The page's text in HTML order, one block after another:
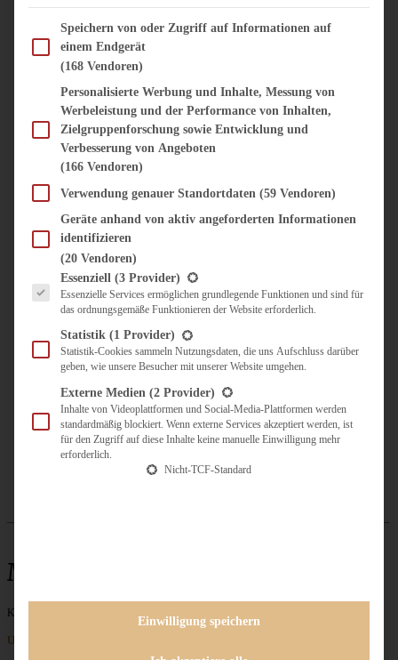
SALATE & SNACKS
SUPPENKASPEREIEN
VORSPEISEN
SÜSS & HERZHAFT
BROTAUFSTRICH
DIPS, SAUCEN, CHUTNEYS
KÜCHENGESCHENKE
UNTERWEGS
KULINARISCH UNTERWEGS
ÜBER MICH
ZUSAMMENARBEIT
Mascarponecreme
Keine Beiträge gefunden
Unternehmen
Im Folgenden finden Sie eine Liste der Zwecke des IAB Transparency and Consent
Speichern von oder Zugriff auf Informationen auf
einem Endgerät
(168 Vendoren)
Personalisierte Werbung und Inhalte, Messung von
Werbeleistung und der Performance von Inhalten,
Zielgruppenforschung sowie Entwicklung und
Verbesserung von Angeboten
(166 Vendoren)
Verwendung genauer Standortdaten (59 Vendoren)
Geräte anhand von aktiv angeforderten Informationen
identifizieren
(20 Vendoren)
Es folgt eine Liste der Service-Gruppen, für die eine Einwilligung erteilt werden
Essenziell (3 Provider)
Essenzielle Services ermöglichen grundlegende Funktionen und sind für
das ordnungsgemäße Funktionieren der Website erforderlich.
Statistik (1 Provider)
Statistik-Cookies sammeln Nutzungsdaten, die uns Aufschluss darüber
geben, wie unsere Besucher mit unserer Website umgehen.
Externe Medien (2 Provider)
Inhalte von Videoplattformen und Social-Media-Plattformen werden
standardmäßig blockiert. Wenn externe Services akzeptiert werden, ist
für den Zugriff auf diese Inhalte keine manuelle Einwilligung mehr
erforderlich.
Nicht-TCF-Standard
Einwilligung speichern